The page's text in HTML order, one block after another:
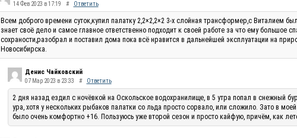
14 Фев 2023 в 17:19 # Ответить
Всем доброго времени суток,купил палатку 2,2×2,2×2 3-х слойная трансформер,с Виталием
знает своё дело и самое главное ответственно подходит к своей работе за что ему большое
сохраности,разобрал и поставил дома пока всё нравится в дальнейшей эксплуатации на
Новосибирска.
Денис Чайковский
07 Мар 2023 в 23:33 # Ответить
2 дня назад ездил с ночёвкой на Оскольское водохранилище, в 5 утра попал в снежный
ура, хотя у нескольких рыбаков палатки со льда просто сорвало, или сложило. Зато в
было очень комфортно +16. Пользуюсь уже второй сезон и просто кайфую, причём, как